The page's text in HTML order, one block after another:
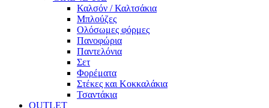
Καλσόν / Καλτσάκια
Μπλούζες
Ολόσωμες φόρμες
Πανοφώρια
Παντελόνια
Σετ
Φορέματα
Στέκες και Κοκκαλάκια
Τσαντάκια
OUTLET